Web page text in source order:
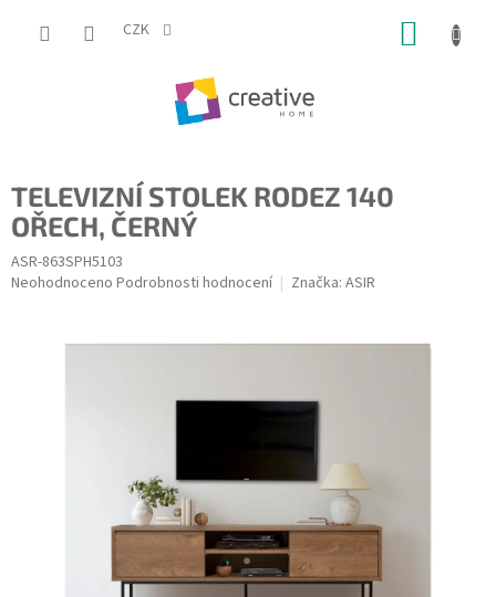
CZK
TELEVIZNÍ STOLEK RODEZ 140
OŘECH, ČERNÝ
ASR-863SPH5103
Průměrné
Neohodnoceno Podrobnosti hodnocení Značka: ASIR